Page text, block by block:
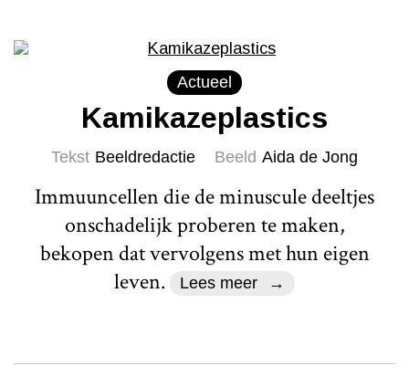
Actueel
Kamikazeplastics
Tekst Beeldredactie Beeld Aida de Jong
Immuuncellen die de minuscule deeltjes
onschadelijk proberen te maken,
bekopen dat vervolgens met hun eigen
leven.
Lees meer